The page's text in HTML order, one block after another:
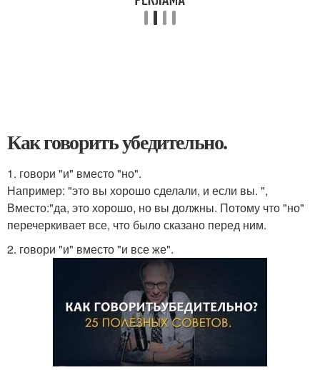
Как говорить убедительно.
1. говори "и" вместо "но".
Например: "это вы хорошо сделали, и если вы. ",
Вместо:"да, это хорошо, но вы должны. Потому что "но"
перечеркивает все, что было сказано перед ним.
2. говори "и" вместо "и все же".